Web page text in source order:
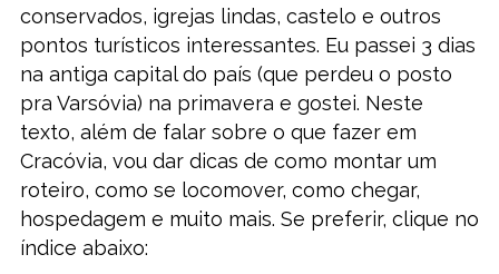
conservados, igrejas lindas, castelo e outros
pontos turísticos interessantes. Eu passei 3 dias
na antiga capital do país (que perdeu o posto
pra Varsóvia) na primavera e gostei. Neste
texto, além de falar sobre o que fazer em
Cracóvia, vou dar dicas de como montar um
roteiro, como se locomover, como chegar,
hospedagem e muito mais. Se preferir, clique no
índice abaixo: